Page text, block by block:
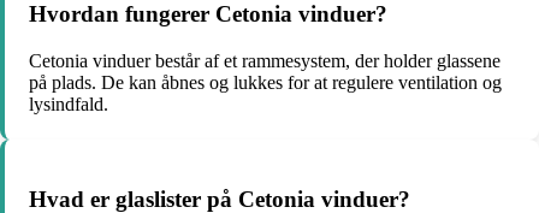
Hvordan fungerer Cetonia vinduer?
Cetonia vinduer består af et rammesystem, der holder glassene
på plads. De kan åbnes og lukkes for at regulere ventilation og
lysindfald.
Hvad er glaslister på Cetonia vinduer?